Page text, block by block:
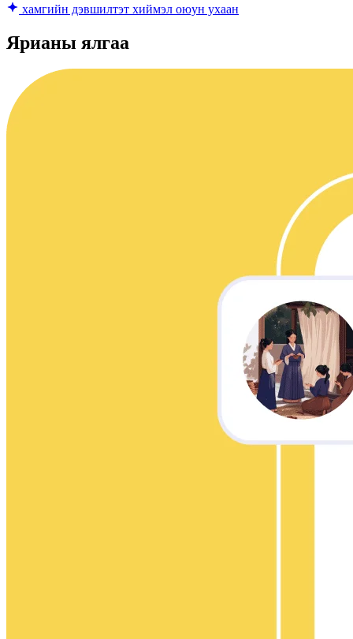
хамгийн дэвшилтэт хиймэл оюун ухаан
Ярианы ялгаа